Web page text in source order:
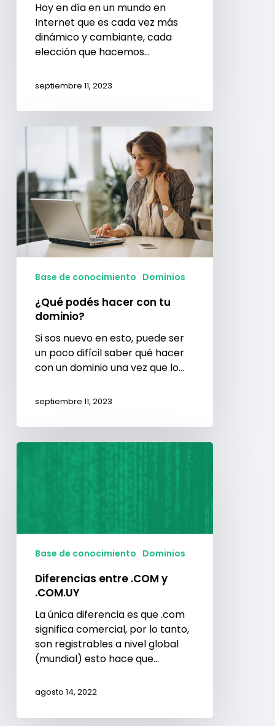
Hoy en día en un mundo en
Internet que es cada vez más
dinámico y cambiante, cada
elección que hacemos…
septiembre 11, 2023
con
tu
dominio?
Base de conocimiento Dominios
¿Qué podés hacer con tu
dominio?
Si sos nuevo en esto, puede ser
un poco difícil saber qué hacer
con un dominio una vez que lo…
septiembre 11, 2023
Diferencias
Base de conocimiento Dominios
Diferencias entre .COM y
.COM.UY
La única diferencia es que .com
significa comercial, por lo tanto,
son registrables a nivel global
(mundial) esto hace que…
agosto 14, 2022